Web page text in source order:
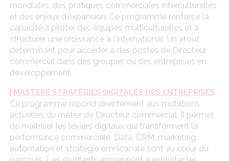
mondiales, des pratiques commerciales interculturelles
et des enjeux d'expansion. Ce programme renforce la
capacité à piloter des équipes multiculturelles et à
structurer une croissance à l'international. Un atout
déterminant pour accéder à des postes de Directeur
commercial dans des groupes ou des entreprises en
développement.
MASTÈRE STRATÉGIES DIGITALES DES ENTREPRISES
Ce programme répond directement aux mutations
actuelles du métier de Directeur commercial. Il permet
de maîtriser les leviers digitaux qui transforment la
performance commerciale. Data, CRM, marketing
automation et stratégie omnicanale sont au cœur du